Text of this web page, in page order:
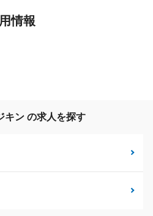
情報
キン の求人を探す